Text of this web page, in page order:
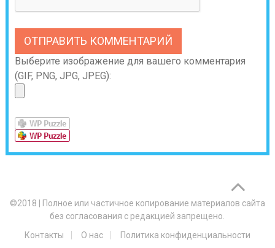
Выберите изображение для вашего комментария
(GIF, PNG, JPG, JPEG):
©2018
Полное или частичное копирование материалов сайта
без согласования с редакцией запрещено.
Контакты
О нас Политика конфиденциальности